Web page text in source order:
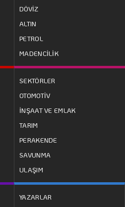
DÖVİZ
ALTIN
PETROL
MADENCİLİK
SEKTÖRLER
OTOMOTİV
İNŞAAT VE EMLAK
TARIM
PERAKENDE
SAVUNMA
ULAŞIM
YAZARLAR